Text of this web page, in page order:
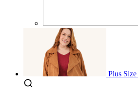
Plus Size